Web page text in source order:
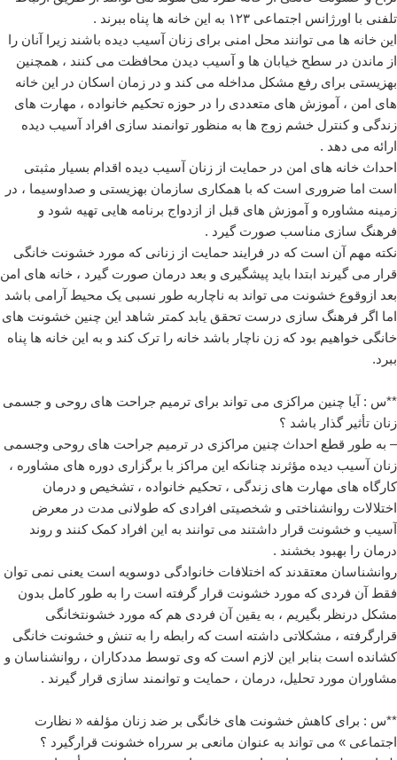
تلفنی با اورژانس اجتماعی ۱۲۳ به این خانه ها پناه ببرند .
این خانه ها می توانند محل امنی برای زنان آسیب دیده باشند زیرا آنان را
از ماندن در سطح خیابان ها و آسیب دیدن محافظت می کنند ، همچنین
بهزیستی برای رفع مشکل مداخله می کند و در زمان اسکان در این خانه
های امن ، آموزش های متعددی را در حوزه تحکیم خانواده ، مهارت های
زندگی و کنترل خشم زوج ها به منظور توانمند سازی افراد آسیب دیده
ارائه می دهد .
احداث خانه های امن در حمایت از زنان آسیب دیده اقدام بسیار مثبتی
است اما ضروری است که با همکاری سازمان بهزیستی و صداوسیما ، در
زمینه مشاوره و آموزش های قبل از ازدواج برنامه هایی تهیه شود و
فرهنگ سازی مناسب صورت گیرد .
نکته مهم آن است که در فرایند حمایت از زنانی که مورد خشونت خانگی
قرار می گیرند ابتدا باید پیشگیری و بعد درمان صورت گیرد ، خانه های امن
بعد ازوقوع خشونت می تواند به ناچاربه طور نسبی یک محیط آرامی باشد
اما اگر فرهنگ سازی درست تحقق یابد کمتر شاهد این چنین خشونت های
خانگی خواهیم بود که زن ناچار باشد خانه را ترک کند و به این خانه ها پناه
ببرد.
**س : آیا چنین مراکزی می تواند برای ترمیم جراحت های روحی و جسمی
زنان تأثیر گذار باشد ؟
– به طور قطع احداث چنین مراکزی در ترمیم جراحت های روحی وجسمی
زنان آسیب دیده مؤثرند چنانکه این مراکز با برگزاری دوره های مشاوره ،
کارگاه های مهارت های زندگی ، تحکیم خانواده ، تشخیص و درمان
اختلالات روانشناختی و شخصیتی افرادی که طولانی مدت در معرض
آسیب و خشونت قرار داشتند می توانند به این افراد کمک کنند و روند
درمان را بهبود بخشند .
روانشناسان معتقدند که اختلافات خانوادگی دوسویه است یعنی نمی توان
فقط آن فردی که مورد خشونت قرار گرفته است را به طور کامل بدون
مشکل درنظر بگیریم ، به یقین آن فردی هم که مورد خشونتخانگی
قرارگرفته ، مشکلاتی داشته است که رابطه را به تنش و خشونت خانگی
کشانده است بنابر این لازم است که وی توسط مددکاران ، روانشناسان و
مشاوران مورد تحلیل، درمان ، حمایت و توانمند سازی قرار گیرند .
**س : برای کاهش خشونت های خانگی بر ضد زنان مؤلفه « نظارت
اجتماعی » می تواند به عنوان مانعی بر سرراه خشونت قرارگیرد ؟